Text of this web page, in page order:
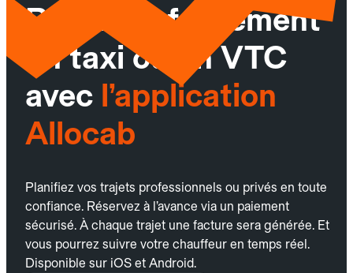
Réservez facilement
un taxi ou un VTC
avec l’application
Allocab
Planifiez vos trajets professionnels ou privés en toute
confiance. Réservez à l’avance via un paiement
sécurisé. À chaque trajet une facture sera générée. Et
vous pourrez suivre votre chauffeur en temps réel.
Disponible sur iOS et Android.